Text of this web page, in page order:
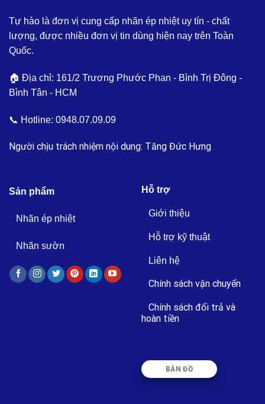
Tự hào là đơn vị cung cấp nhãn ép nhiệt uy tín - chất
lượng, được nhiều đơn vị tin dùng hiện nay trên Toàn
Quốc.
🏠 Địa chỉ: 161/2 Trương Phước Phan - Bình Trị Đông -
Bình Tân - HCM
📞 Hotline: 0948.07.09.09
Người chịu trách nhiệm nội dung: Tăng Đức Hưng
Sản phẩm
Nhãn ép nhiệt
Nhãn sườn
Hỗ trợ
Giới thiệu
Hỗ trợ kỹ thuật
Liên hệ
Chính sách vận chuyển
Chính sách đổi trả và
hoàn tiền
BẢN ĐỒ